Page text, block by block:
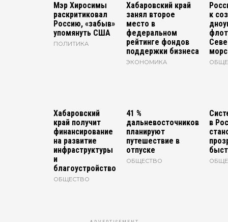
Мэр Хиросимы
раскритиковал
Россию, «забыв»
упомянуть США
ПОЛИТИКА
Хабаровский край
занял второе
место в
федеральном
рейтинге фондов
поддержки бизнеса
ЭКОНОМИКА
к
Хабаровский
край получит
финансирование
на развитие
инфраструктуры
и
благоустройство
ОБЩЕСТВО
41 %
дальневосточников
планируют
путешествие в
отпуске
ОБЩЕСТВО
в